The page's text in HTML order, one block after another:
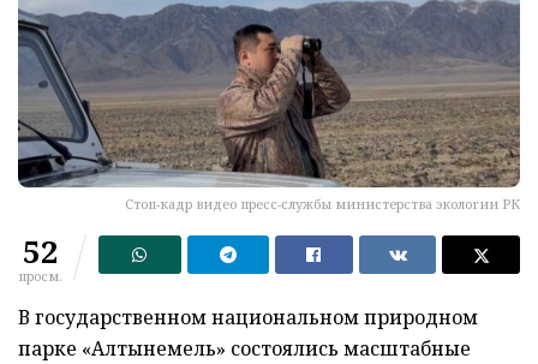
Стоп-кадр видео пресс-службы министерства экологии РК
52
просм.
В государственном национальном природном
парке «Алтынемель» состоялись масштабные